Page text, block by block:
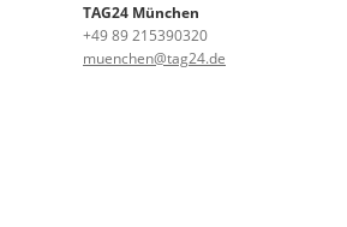
TAG24 München
+49 89 215390320
muenchen@tag24.de